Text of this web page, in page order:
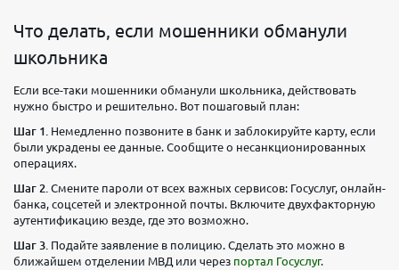
Что делать, если мошенники обманули
школьника
Если все-таки мошенники обманули школьника, действовать
нужно быстро и решительно. Вот пошаговый план:
Шаг 1. Немедленно позвоните в банк и заблокируйте карту, если
были украдены ее данные. Сообщите о несанкционированных
операциях.
Шаг 2. Смените пароли от всех важных сервисов: Госуслуг, онлайн-
банка, соцсетей и электронной почты. Включите двухфакторную
аутентификацию везде, где это возможно.
Шаг 3. Подайте заявление в полицию. Сделать это можно в
ближайшем отделении МВД или через портал Госуслуг.